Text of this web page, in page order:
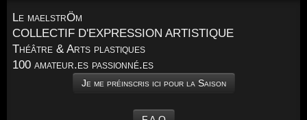
Le maelstrÖm
COLLECTIF D'EXPRESSION ARTISTIQUE
Théâtre & Arts plastiques
100 amateur.es passionné.es
Je me préinscris ici pour la Saison